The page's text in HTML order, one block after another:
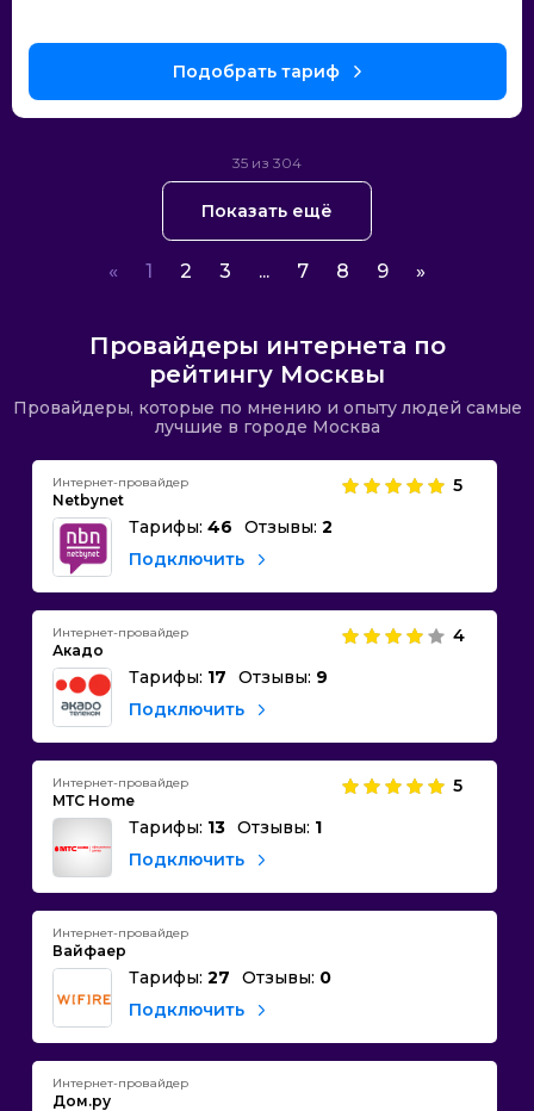
Показать ещё
35 из 304
« 1 2 3 ... 7 8 9 »
Провайдеры интернета по
рейтингу Москвы
Провайдеры, которые по мнению и опыту людей самые
лучшие в городе Москва
Интернет-провайдер
Netbynet
5
Тарифы: 46 Отзывы: 2
Подключить
Интернет-провайдер
Акадо
4
Тарифы: 17 Отзывы: 9
Подключить
Интернет-провайдер
МТС Home
5
Тарифы: 13 Отзывы: 1
Подключить
Интернет-провайдер
Вайфаер
Тарифы: 27 Отзывы: 0
Подключить
Интернет-провайдер
Дом.ру